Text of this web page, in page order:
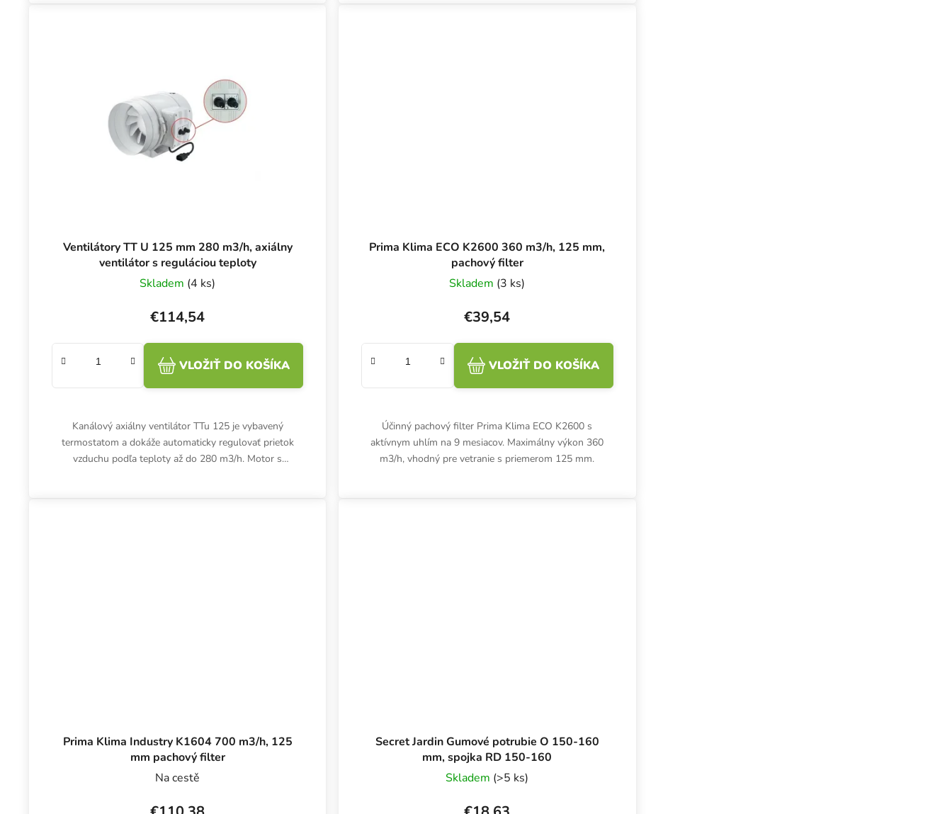
Ventilátory TT U 125 mm 280 m3/h, axiálny
ventilátor s reguláciou teploty
Skladem (4 ks)
€114,54
VLOŽIŤ DO KOŠÍKA
Kanálový axiálny ventilátor TTu 125 je vybavený
termostatom a dokáže automaticky regulovať prietok
vzduchu podľa teploty až do 280 m3/h. Motor s
Prima Klima ECO K2600 360 m3/h, 125 mm,
pachový filter
Skladem (3 ks)
€39,54
VLOŽIŤ DO KOŠÍKA
Účinný pachový filter Prima Klima ECO K2600 s
aktívnym uhlím na 9 mesiacov. Maximálny výkon 360
m3/h, vhodný pre vetranie s priemerom 125 mm.
Prima Klima Industry K1604 700 m3/h, 125
mm pachový filter
Na cestě
Secret Jardin Gumové potrubie O 150-160
mm, spojka RD 150-160
Skladem (>5 ks)